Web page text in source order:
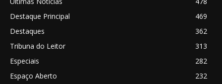
Destaque Principal
469
Destaques
362
Tribuna do Leitor
313
Especiais
282
Espaço Aberto
232